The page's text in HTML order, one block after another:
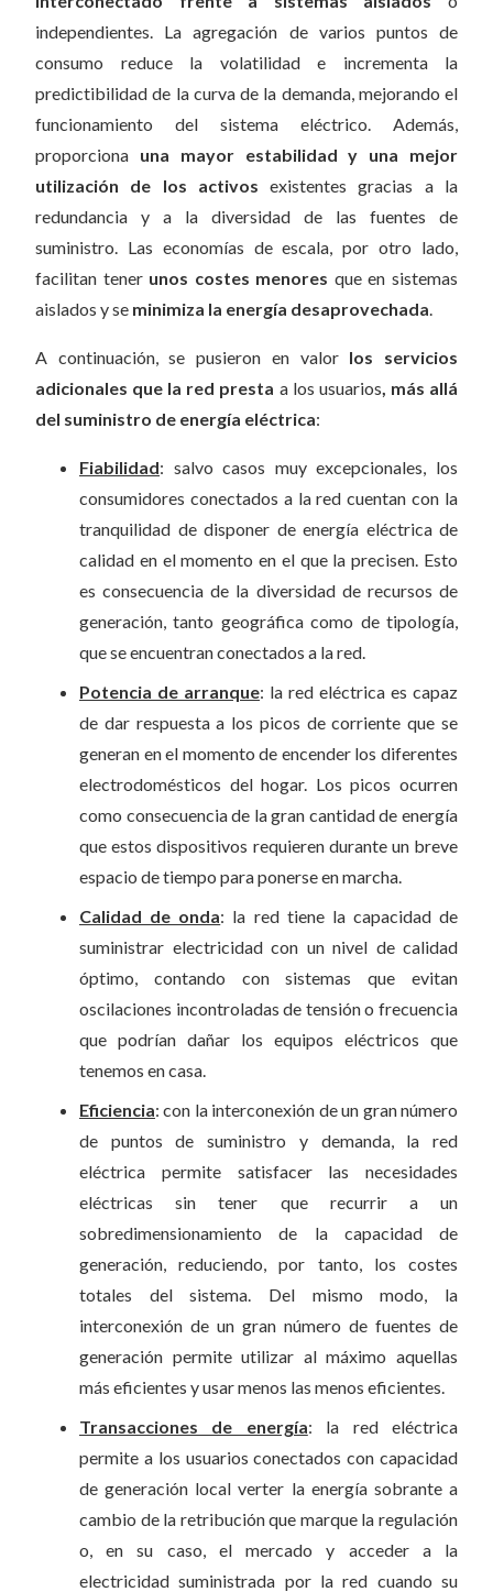
independientes. La agregación de varios puntos de
consumo reduce la volatilidad e incrementa la
predictibilidad de la curva de la demanda, mejorando el
funcionamiento del sistema eléctrico. Además,
proporciona una mayor estabilidad y una mejor
utilización de los activos existentes gracias a la
redundancia y a la diversidad de las fuentes de
suministro. Las economías de escala, por otro lado,
facilitan tener unos costes menores que en sistemas
aislados y se minimiza la energía desaprovechada.
A continuación, se pusieron en valor los servicios
adicionales que la red presta a los usuarios, más allá
del suministro de energía eléctrica:
Fiabilidad: salvo casos muy excepcionales, los
consumidores conectados a la red cuentan con la
tranquilidad de disponer de energía eléctrica de
calidad en el momento en el que la precisen. Esto
es consecuencia de la diversidad de recursos de
generación, tanto geográfica como de tipología,
que se encuentran conectados a la red.
Potencia de arranque: la red eléctrica es capaz
de dar respuesta a los picos de corriente que se
generan en el momento de encender los diferentes
electrodomésticos del hogar. Los picos ocurren
como consecuencia de la gran cantidad de energía
que estos dispositivos requieren durante un breve
espacio de tiempo para ponerse en marcha.
Calidad de onda: la red tiene la capacidad de
suministrar electricidad con un nivel de calidad
óptimo, contando con sistemas que evitan
oscilaciones incontroladas de tensión o frecuencia
que podrían dañar los equipos eléctricos que
tenemos en casa.
Eficiencia: con la interconexión de un gran número
de puntos de suministro y demanda, la red
eléctrica permite satisfacer las necesidades
eléctricas sin tener que recurrir a un
sobredimensionamiento de la capacidad de
generación, reduciendo, por tanto, los costes
totales del sistema. Del mismo modo, la
interconexión de un gran número de fuentes de
generación permite utilizar al máximo aquellas
más eficientes y usar menos las menos eficientes.
Transacciones de energía: la red eléctrica
permite a los usuarios conectados con capacidad
de generación local verter la energía sobrante a
cambio de la retribución que marque la regulación
o, en su caso, el mercado y acceder a la
electricidad suministrada por la red cuando su